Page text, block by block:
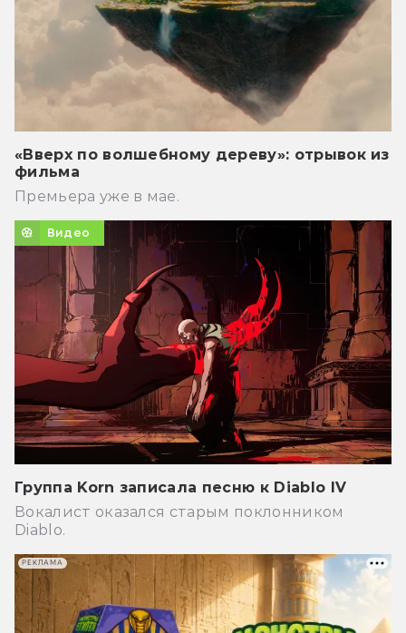
«Вверх по волшебному дереву»: отрывок из
фильма
Премьера уже в мае.
Видео
Группа Korn записала песню к Diablo IV
Вокалист оказался старым поклонником
Diablo.
РЕКЛАМА